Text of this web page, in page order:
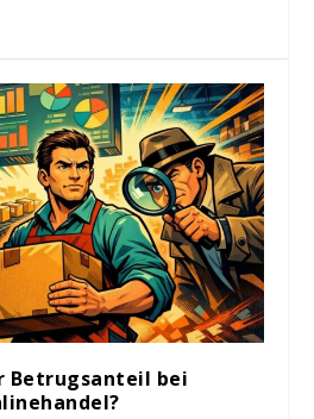
Betrugsanteil bei